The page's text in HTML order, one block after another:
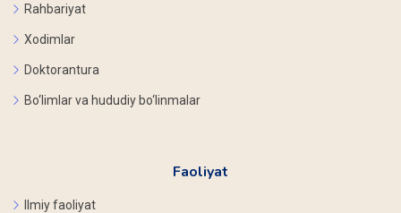
Rahbariyat
Xodimlar
Doktorantura
Bo‘limlar va hududiy bo‘linmalar
Faoliyat
Ilmiy faoliyat